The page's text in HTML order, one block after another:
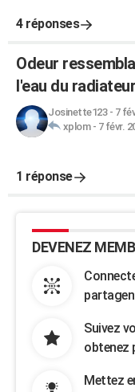
4 réponses
Odeur
l'eau du radiateur
Josinette123- 7
xplom- 7 févr.
1 réponse
DEVENEZ
Suivez
obtenez
Mettez